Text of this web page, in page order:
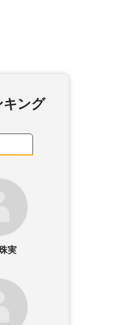
ング
実